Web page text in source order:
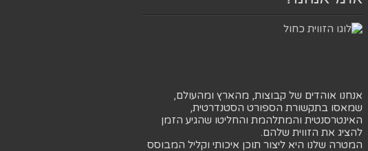
אנחנו אוהדים של קבוצות, מהארץ ומהעולם,
שמאסו בתקשורת הספורט הסטנדרטית,
האינטרסנטית והמתלהמת והחליטו שהגיע הזמן
להציג את הזווית שלהם.
המטרה שלנו היא ליצור תוכן איכותי וקליל המבוסס